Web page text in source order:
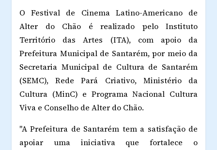
O Festival de Cinema Latino-Americano de
Alter do Chão é realizado pelo Instituto
Território das Artes (ITA), com apoio da
Prefeitura Municipal de Santarém, por meio da
Secretaria Municipal de Cultura de Santarém
(SEMC), Rede Pará Criativo, Ministério da
Cultura (MinC) e Programa Nacional Cultura
Viva e Conselho de Alter do Chão.
"A Prefeitura de Santarém tem a satisfação de
apoiar uma iniciativa que fortalece o